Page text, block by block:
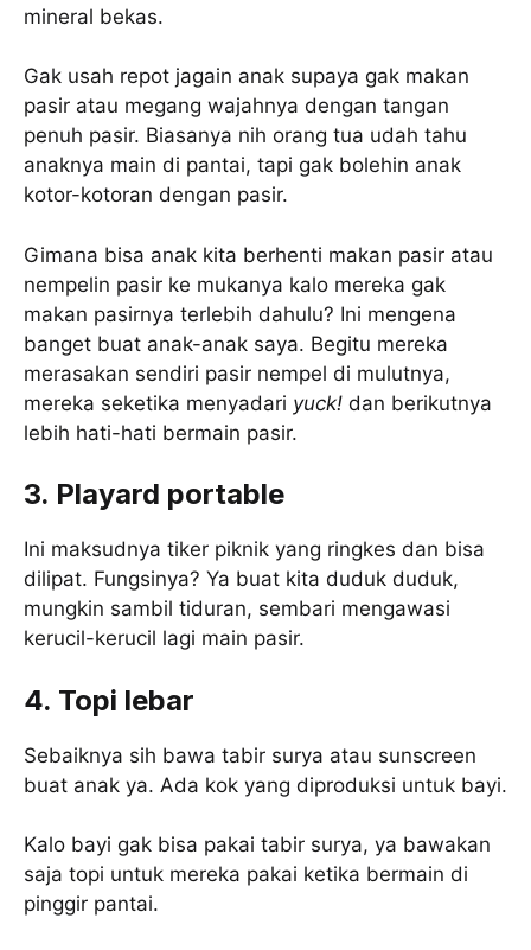
mineral bekas.
Gak usah repot jagain anak supaya gak makan
pasir atau megang wajahnya dengan tangan
penuh pasir. Biasanya nih orang tua udah tahu
anaknya main di pantai, tapi gak bolehin anak
kotor-kotoran dengan pasir.
Gimana bisa anak kita berhenti makan pasir atau
nempelin pasir ke mukanya kalo mereka gak
makan pasirnya terlebih dahulu? Ini mengena
banget buat anak-anak saya. Begitu mereka
merasakan sendiri pasir nempel di mulutnya,
mereka seketika menyadari yuck! dan berikutnya
lebih hati-hati bermain pasir.
3. Playard portable
Ini maksudnya tiker piknik yang ringkes dan bisa
dilipat. Fungsinya? Ya buat kita duduk duduk,
mungkin sambil tiduran, sembari mengawasi
kerucil-kerucil lagi main pasir.
4. Topi lebar
Sebaiknya sih bawa tabir surya atau sunscreen
buat anak ya. Ada kok yang diproduksi untuk bayi.
Kalo bayi gak bisa pakai tabir surya, ya bawakan
saja topi untuk mereka pakai ketika bermain di
pinggir pantai.